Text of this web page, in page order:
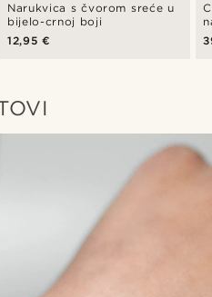
Narukvica s čvorom sreće u
bijelo-crnoj boji
12,95 €